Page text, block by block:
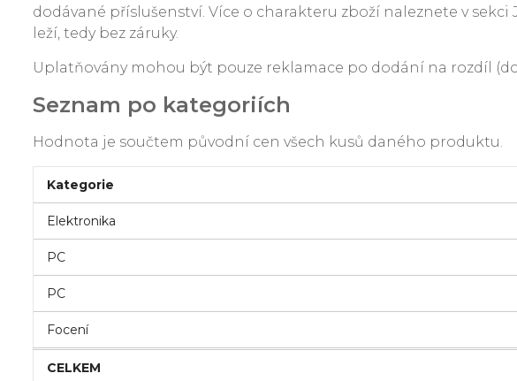
dodávané příslušenství. Více o charakteru zboží naleznete v
leží, tedy bez záruky.
Uplatňovány mohou být pouze reklamace po dodání na rozdíl
Seznam po kategoriích
Hodnota je součtem původní cen všech kusů daného produktu.
Kategorie
Elektronika
PC
PC
Focení
CELKEM